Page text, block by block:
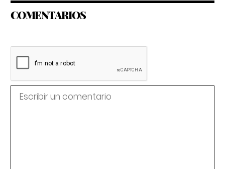
COMENTARIOS